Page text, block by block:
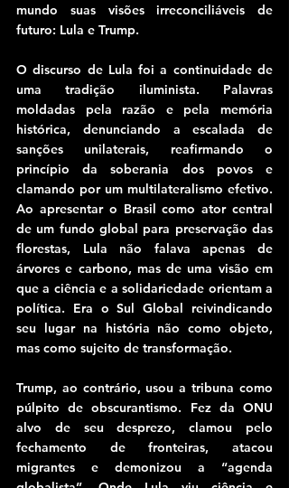
mundo suas visões irreconciliáveis de
futuro: Lula e Trump.
O discurso de Lula foi a continuidade de
uma tradição iluminista. Palavras
moldadas pela razão e pela memória
histórica, denunciando a escalada de
sanções unilaterais, reafirmando o
princípio da soberania dos povos e
clamando por um multilateralismo efetivo.
Ao apresentar o Brasil como ator central
de um fundo global para preservação das
florestas, Lula não falava apenas de
árvores e carbono, mas de uma visão em
que a ciência e a solidariedade orientam a
política. Era o Sul Global reivindicando
seu lugar na história não como objeto,
mas como sujeito de transformação.
Trump, ao contrário, usou a tribuna como
púlpito de obscurantismo. Fez da ONU
alvo de seu desprezo, clamou pelo
fechamento de fronteiras, atacou
migrantes e demonizou a “agenda